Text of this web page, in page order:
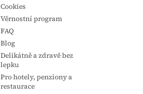
Cookies
Věrnostní program
FAQ
Blog
Delikátně a zdravě bez
lepku
Pro hotely, penziony a
restaurace